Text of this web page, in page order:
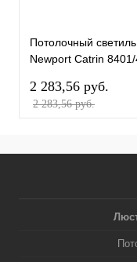
Потолочный
Newport Catrin 8401/
2 283,56 pуб.
2 283,56 pуб.